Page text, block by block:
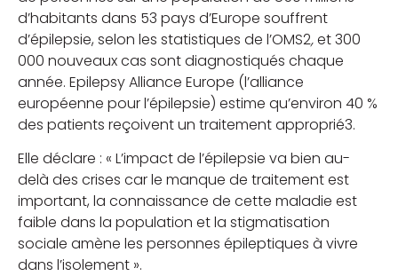
d’habitants dans 53 pays d’Europe souffrent
d’épilepsie, selon les statistiques de l’OMS2,et 300
000 nouveaux cas sont diagnostiqués chaque
année. Epilepsy Alliance Europe (l’alliance
européenne pour l’épilepsie) estime qu’environ 40 %
des patients reçoivent un traitement approprié3.
Elle déclare : « L’impact de l’épilepsie va bien au-
delà des crises car le manque de traitement est
important, la connaissance de cette maladie est
faible dans la population et la stigmatisation
sociale amène les personnes épileptiques à vivre
dans l’isolement ».